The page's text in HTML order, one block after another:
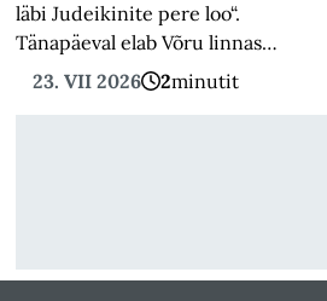
läbi Judeikinite pere loo“.
Tänapäeval elab Võru linnas…
23. VII 2026
2minutit